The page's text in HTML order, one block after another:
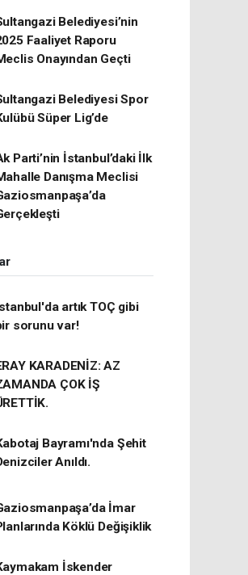
Belediyesi’nin
Faaliyet Raporu
Onayından Geçti
Belediyesi Spor
Süper Lig’de
Parti’nin İstanbul’daki İlk
Danışma Meclisi
artık TOÇ gibi
sorunu var!
KARADENİZ: AZ
ÇOK İŞ
Bayramı'nda Şehit
Anıldı.
İmar
Köklü Değişiklik
İskender